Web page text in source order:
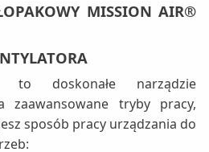
MISSION AIR®
to doskonałe narządzie
zaawansowane tryby pracy,
sposób pracy urządzania do